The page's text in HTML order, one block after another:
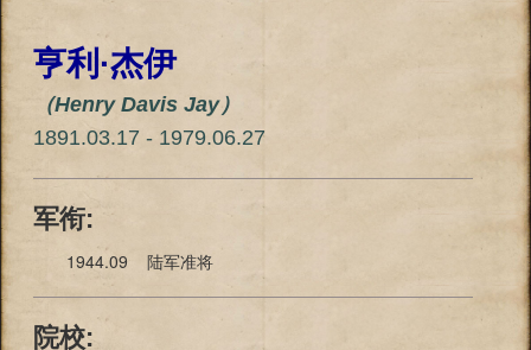
亨利·杰伊
（Henry Davis Jay）
1891.03.17 - 1979.06.27
军衔:
1944.09 陆军准将
院校: